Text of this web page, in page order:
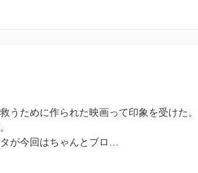
うために作られた映画って印象を受けた。
が今回はちゃんとブロ…